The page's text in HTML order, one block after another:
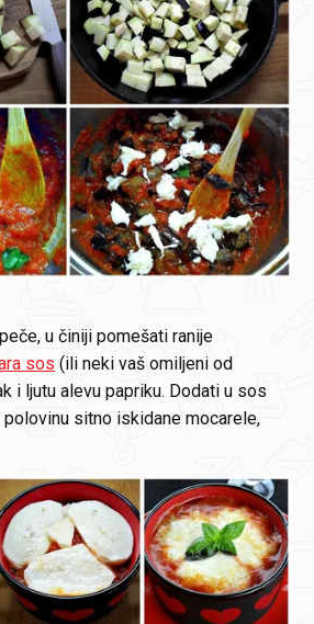
u činiji pomešati ranije
sos (ili neki vaš omiljeni od
i ljutu alevu papriku. Dodati u sos
sitno iskidane mocarele,